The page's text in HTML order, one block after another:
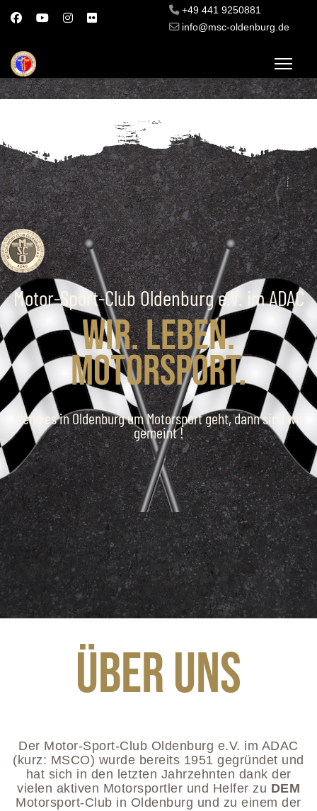
+49 441 9250881
info@msc-oldenburg.de
Motor-Sport-Club Oldenburg e.V. im ADAC
Wir. Leben.
Motorsport.
Wenn es in Oldenburg um Motorsport geht, dann sind wir
gemeint !
Über uns
Der Motor-Sport-Club Oldenburg e.V. im ADAC
(kurz: MSCO) wurde bereits 1951 gegründet und
hat sich in den letzten Jahrzehnten dank der
vielen aktiven Motorsportler und Helfer zu DEM
Motorsport-Club in Oldenburg und zu einem der